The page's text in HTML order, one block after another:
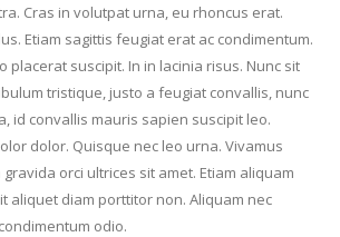
Cras in volutpat urna, eu rhoncus erat.
Etiam sagittis feugiat erat ac condimentum.
placerat suscipit. In in lacinia risus. Nunc sit
tristique, justo a feugiat convallis, nunc
id convallis mauris sapien suscipit leo.
dolor. Quisque nec leo urna. Vivamus
orci ultrices sit amet. Etiam aliquam
aliquet diam porttitor non. Aliquam nec
odio.